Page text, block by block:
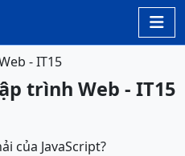

- IT15
trình Web - IT15
của JavaScript?